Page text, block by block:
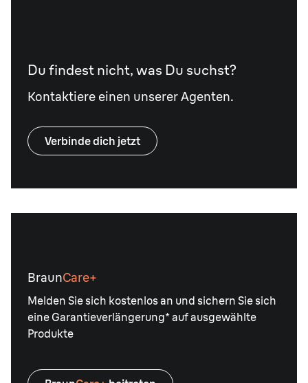
Du findest nicht, was Du suchst?
Kontaktiere einen unserer Agenten.
Verbinde dich jetzt
BraunCare+
Melden Sie sich kostenlos an und sichern Sie sich
eine Garantieverlängerung* auf ausgewählte
Produkte